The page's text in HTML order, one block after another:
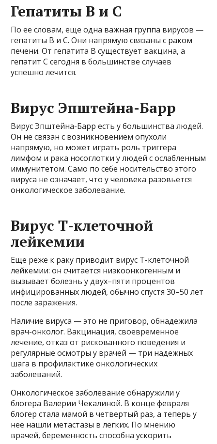
Гепатиты В и С
По ее словам, еще одна важная группа вирусов —
гепатиты B и C. Они напрямую связаны с раком
печени. От гепатита B существует вакцина, а
гепатит C сегодня в большинстве случаев
успешно лечится.
Вирус Эпштейна-Барр
Вирус Эпштейна-Барр есть у большинства людей.
Он не связан с возникновением опухоли
напрямую, но может играть роль триггера
лимфом и рака носоглотки у людей с ослабленным
иммунитетом. Само по себе носительство этого
вируса не означает, что у человека разовьется
онкологическое заболевание.
Вирус Т-клеточной
лейкемии
Еще реже к раку приводит вирус Т-клеточной
лейкемии: он считается низкоонкогенным и
вызывает болезнь у двух–пяти процентов
инфицированных людей, обычно спустя 30–50 лет
после заражения.
Наличие вируса — это не приговор, обнадежила
врач-онколог. Вакцинация, своевременное
лечение, отказ от рискованного поведения и
регулярные осмотры у врачей — три надежных
шага в профилактике онкологических
заболеваний.
Онкологическое заболевание обнаружили у
блогера Валерии Чекалиной. В конце февраля
блогер стала мамой в четвертый раз, а теперь у
нее нашли метастазы в легких. По мнению
врачей, беременность способна ускорить